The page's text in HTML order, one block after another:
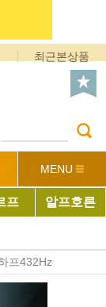
최근본상품
MENU
프 알프호른
프432Hz